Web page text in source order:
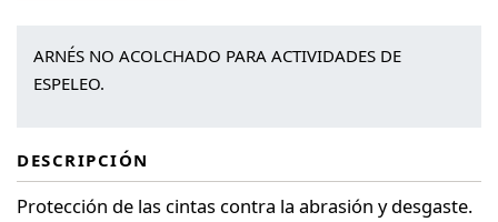
era:
80,10 €.
es:
ARNÉS NO ACOLCHADO PARA ACTIVIDADES DE
ESPELEO.
DESCRIPCIÓN
Protección de las cintas contra la abrasión y desgaste.